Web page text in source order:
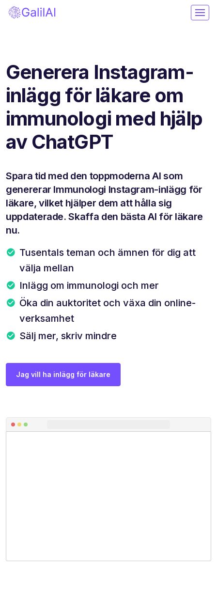
Generera Instagram-
inlägg för läkare om
immunologi med hjälp
av ChatGPT
Spara tid med den toppmoderna AI som
genererar Immunologi Instagram-inlägg för
läkare, vilket hjälper dem att hålla sig
uppdaterade. Skaffa den bästa AI för läkare
nu.
Tusentals teman och ämnen för dig att
välja mellan
Inlägg om immunologi och mer
Öka din auktoritet och växa din online-
verksamhet
Sälj mer, skriv mindre
Jag vill ha inlägg för läkare